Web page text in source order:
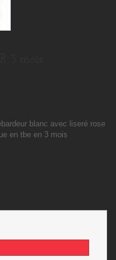
blanc avec liseré rose
en tbe en 3 mois